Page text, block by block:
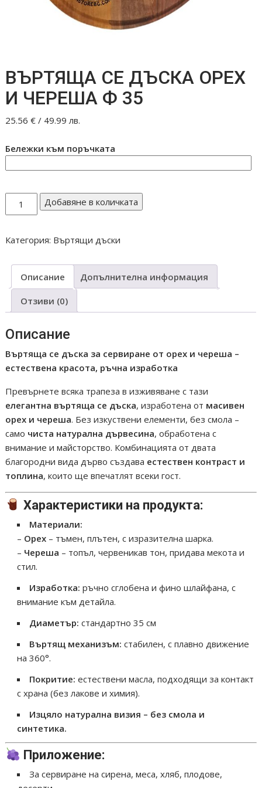
ВЪРТЯЩА СЕ ДЪСКА ОРЕХ
И ЧЕРЕША Ф 35
25.56€ / 49.99 лв.
Бележки към поръчката
количество
за
СЕ
ЧЕРЕША
Ф
35
Добавяне в количката
Категория: Въртящи дъски
Описание Допълнителна информация
Отзиви (0)
Описание
Въртяща се дъска за сервиране от орех и череша –
естествена красота, ръчна изработка
Превърнете всяка трапеза в изживяване с тази
елегантна въртяща се дъска, изработена от масивен
орех и череша. Без изкуствени елементи, без смола –
само чиста натурална дървесина, обработена с
внимание и майсторство. Комбинацията от двата
благородни вида дърво създава естествен контраст и
топлина, които ще впечатлят всеки гост.
Характеристики на продукта:
Материали:
– Орех – тъмен, плътен, с изразителна шарка.
– Череша – топъл, червеникав тон, придава мекота и
стил.
Изработка: ръчно сглобена и фино шлайфана, с
внимание към детайла.
Диаметър: стандартно 35 см
Въртящ механизъм: стабилен, с плавно движение
на 360°.
Покритие: естествени масла, подходящи за контакт
с храна (без лакове и химия).
Изцяло натурална визия – без смола и
синтетика.
Приложение:
За сервиране на сирена, меса, хляб, плодове,